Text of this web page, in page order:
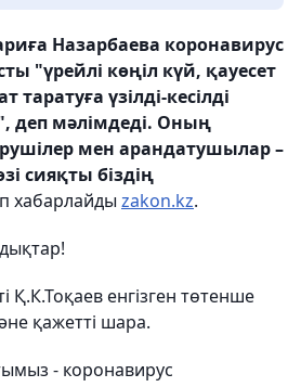
Назарбаева коронавирус
"үрейлі көңіл күй, қауесет
таратуға үзілді-кесілді
деп мәлімдеді. Оның
мен арандатушылар –
сияқты біздің
хабарлайды zakon.kz.
Қ.К.Тоқаев енгізген төтенше
қажетті шара.
- коронавирус